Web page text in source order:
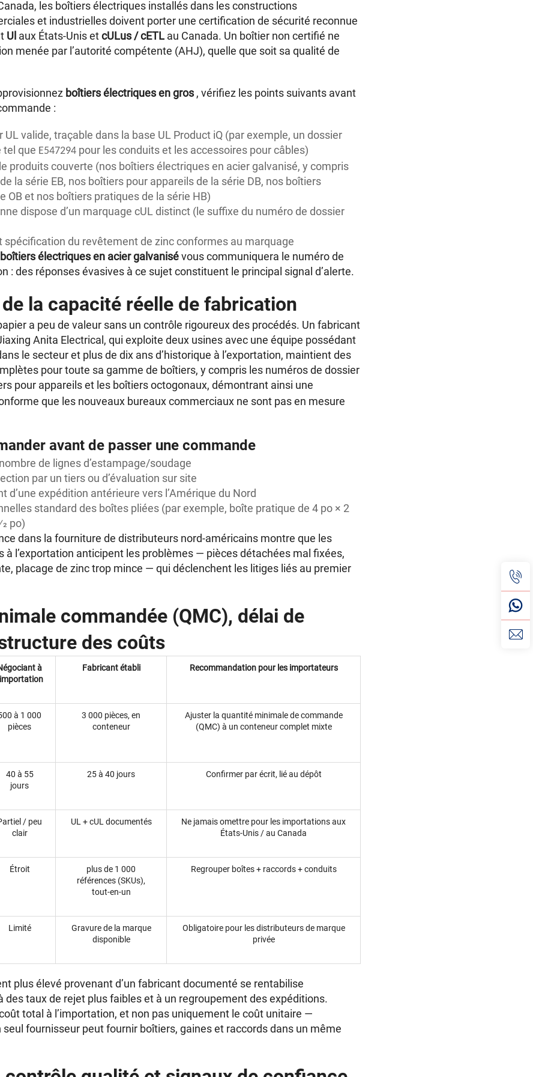
les boîtiers électriques installés dans les constructions
et industrielles doivent porter une certification de sécurité reconnue
Ul aux États-Unis etcULus / cETL au Canada. Un boîtier non certifié ne
menée par l’autorité compétente (AHJ), quelle que soit sa qualité de
boîtiers électriques en gros , vérifiez les points suivants avant
:
UL valide, traçable dans la base UL Product iQ (par exemple, un dossier
tel que E547294 pour les conduits et les accessoires pour câbles)
produits couverte (nos boîtiers électriques en acier galvanisé, y compris
la série EB, nos boîtiers pour appareils de la série DB, nos boîtiers
OB et nos boîtiers pratiques de la série HB)
dispose d’un marquage cUL distinct (le suffixe du numéro de dossier
spécification du revêtement de zinc conformes au marquage
électriques en acier galvanisévous communiquera le numéro de
: des réponses évasives à ce sujet constituent le principal signal d’alerte.
la capacité réelle de fabrication
a peu de valeur sans un contrôle rigoureux des procédés. Un fabricant
Anita Electrical, qui exploite deux usines avec une équipe possédant
le secteur et plus de dix ans d’historique à l’exportation, maintient des
pour toute sa gamme de boîtiers, y compris les numéros de dossier
pour appareils et les boîtiers octogonaux, démontrant ainsi une
que les nouveaux bureaux commerciaux ne sont pas en mesure
avant de passer une commande
de lignes d’estampage/soudage
par un tiers ou d’évaluation sur site
d’une expédition antérieure vers l’Amérique du Nord
standard des boîtes pliées (par exemple, boîte pratique de 4 po × 2
po)
dans la fourniture de distributeurs nord-américains montre que les
à l’exportation anticipent les problèmes — pièces détachées mal fixées,
placage de zinc trop mince — qui déclenchent les litiges liés au premier
commandée (QMC), délai de
des coûts
à
Fabricant établi Recommandation pour les importateurs
à 1 000
pièces
3 000 pièces, en
conteneur
Ajuster la quantité minimale de commande
(QMC) à un conteneur complet mixte
40 à 55
jours
25 à 40 jours Confirmer par écrit, lié au dépôt
/ peu
clair
UL + cUL documentés
Ne jamais omettre pour les importations aux
États-Unis / au Canada
Étroit
plus de 1 000
références (SKUs),
tout-en-un
Regrouper boîtes + raccords + conduits
Limité
Gravure de la marque
disponible
Obligatoire pour les distributeurs de marque
privée
plus élevé provenant d’un fabricant documenté se rentabilise
des taux de rejet plus faibles et à un regroupement des expéditions.
total à l’importation, et non pas uniquement le coût unitaire —
seul fournisseur peut fournir boîtiers, gaines et raccords dans un même